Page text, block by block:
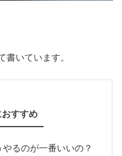
いています。
すすめ
るのが一番いいの？